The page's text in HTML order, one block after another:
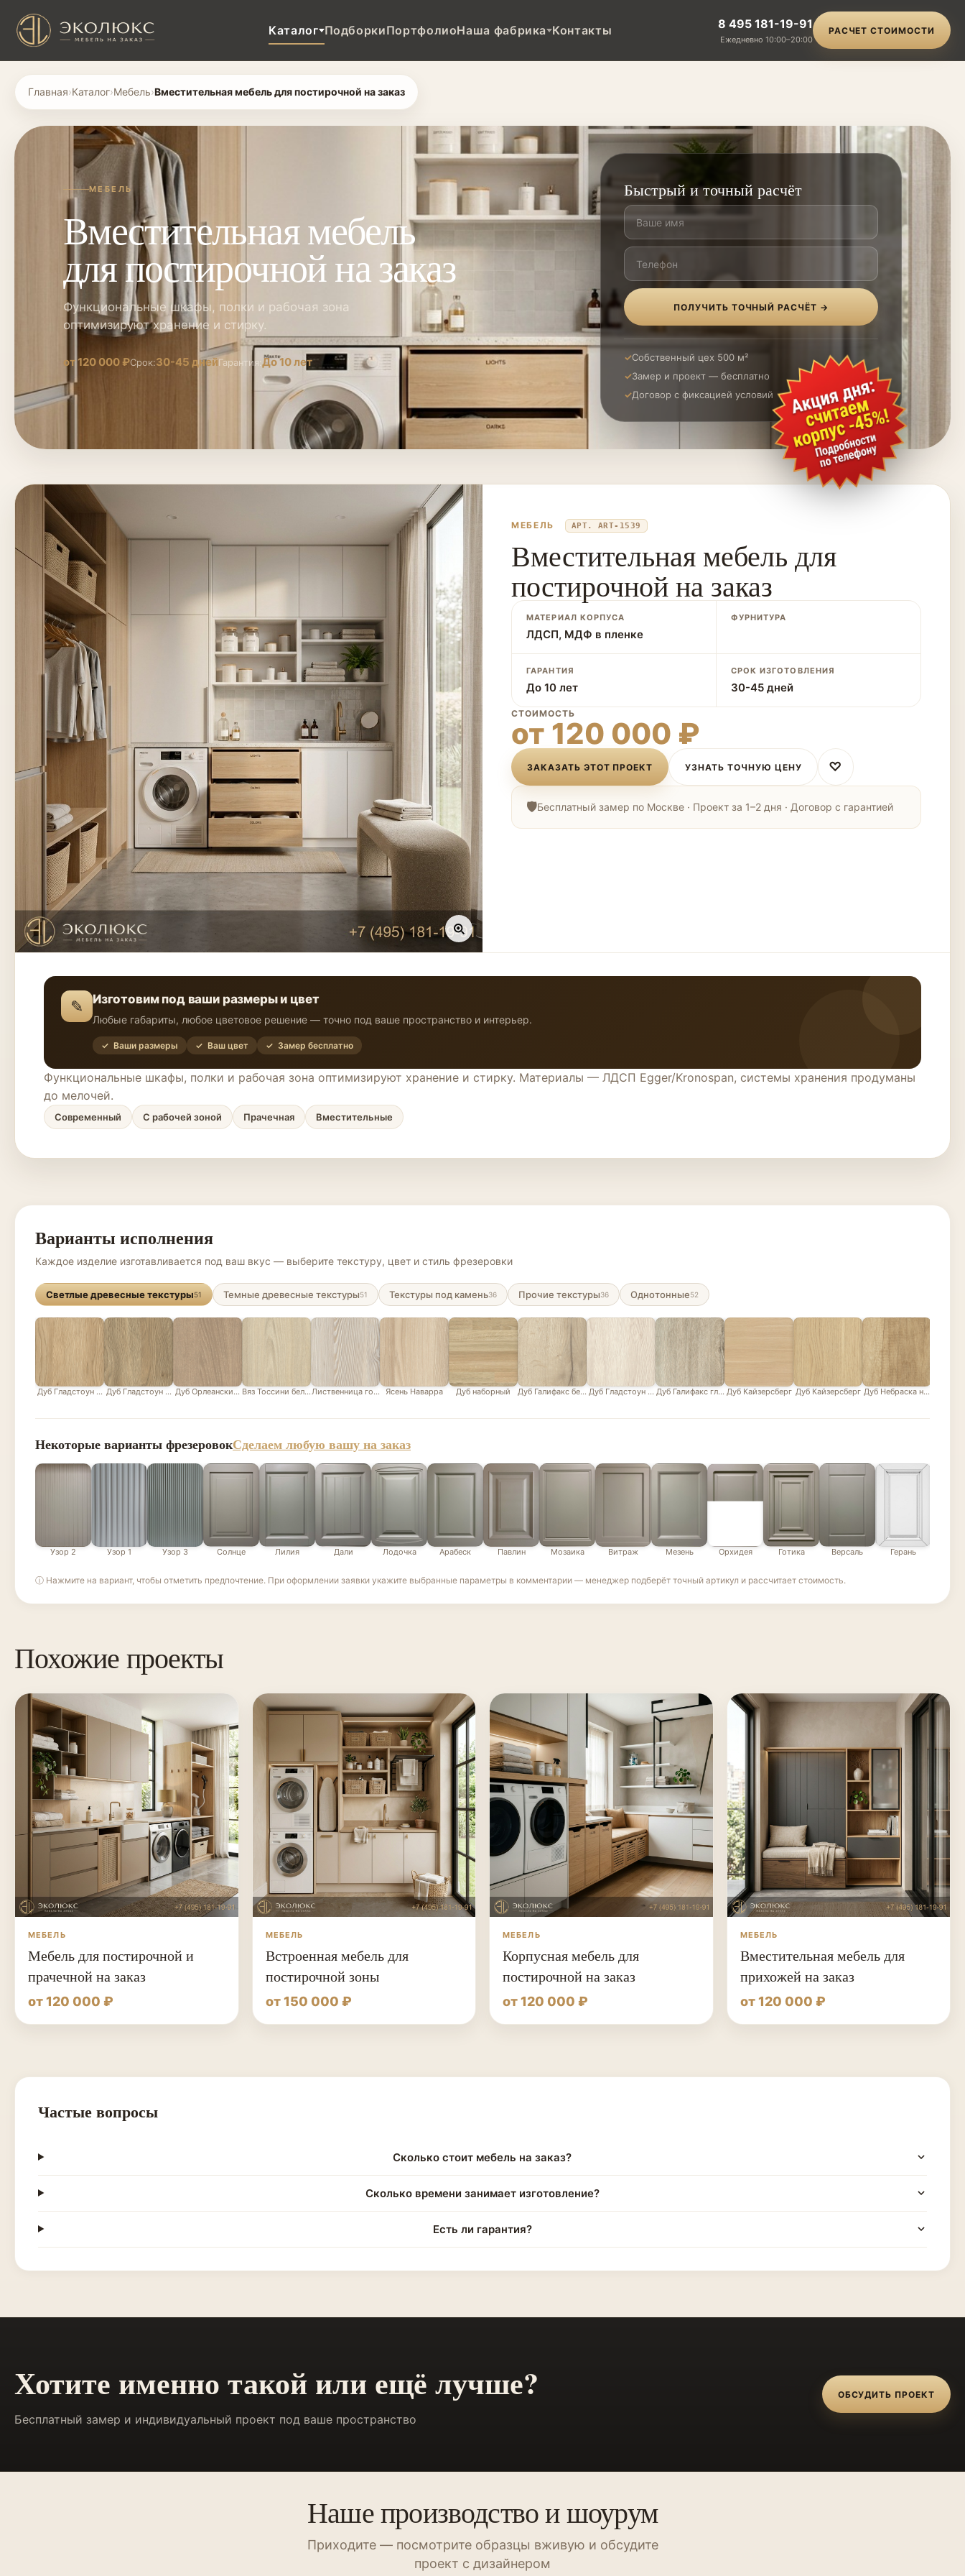
Каталог ПодборкиПортфолиоНаша фабрика Контакты 8 495 181-19-91
Ежедневно 10:00–20:00
РАСЧЕТ СТОИМОСТИ
Главная›Каталог›Мебель›Вместительная мебель для постирочной на заказ
МЕБЕЛЬ
Вместительная мебель
для постирочной на заказ
Функциональные шкафы, полки и рабочая зона
оптимизируют хранение и стирку.
от 120 000 ₽Срок:30-45 днейГарантия: До 10 лет
Быстрый и точный расчёт
ПОЛУЧИТЬ ТОЧНЫЙ РАСЧЁТ →
Собственный цех 500 м²
Замер и проект — бесплатно
Договор с фиксацией условий
МЕБЕЛЬ АРТ. ART-1539
Вместительная мебель для
постирочной на заказ
МАТЕРИАЛ КОРПУСА
ЛДСП, МДФ в пленке
ФУРНИТУРА
ГАРАНТИЯ
До 10 лет
СРОК ИЗГОТОВЛЕНИЯ
30-45 дней
СТОИМОСТЬ
от 120 000 ₽
ЗАКАЗАТЬ ЭТОТ ПРОЕКТ УЗНАТЬ ТОЧНУЮ ЦЕНУ ♡
Бесплатный замер по Москве · Проект за 1–2 дня · Договор с гарантией
✎ Изготовим под ваши размеры и цвет
Любые габариты, любое цветовое решение — точно под ваше пространство и интерьер.
✓ Ваши размеры ✓ Ваш цвет ✓ Замер бесплатно
Функциональные шкафы, полки и рабочая зона оптимизируют хранение и стирку. Материалы — ЛДСП Egger/Kronospan, системы хранения продуманы
до мелочей.
Современный С рабочей зоной Прачечная Вместительные
Варианты исполнения
Каждое изделие изготавливается под ваш вкус — выберите текстуру, цвет и стиль фрезеровки
Светлые древесные текстуры51 Темные древесные текстуры51 Текстуры под камень36 Прочие текстуры36 Однотонные52
Дуб Гладстоун песочныйДуб Гладстоун серо-бежевыйДуб Орлеанский песочно-бежевый
Вяз Тоссини белыйЛиственница горная белаяЯсень Наварра Дуб наборный Дуб Галифакс белыйДуб Гладстоун белыйДуб Галифакс глазурованный песочно-серый
Дуб Кайзерсберг Дуб Кайзерсберг Дуб Небраска
Некоторые варианты фрезеровокСделаем любую вашу на заказ
Узор 2 Узор 1 Узор 3 Солнце Лилия Дали Лодочка Арабеск Павлин Мозаика Витраж Мезень Орхидея Готика Версаль Герань
ⓘ Нажмите на вариант, чтобы отметить предпочтение. При оформлении заявки укажите выбранные параметры в комментарии — менеджер подберёт точный артикул и рассчитает стоимость.
Похожие проекты
МЕБЕЛЬ
Мебель для постирочной и
прачечной на заказ
от 120 000 ₽
МЕБЕЛЬ
Встроенная мебель для
постирочной зоны
от 150 000 ₽
МЕБЕЛЬ
Корпусная мебель для
постирочной на заказ
от 120 000 ₽
МЕБЕЛЬ
Вместительная мебель для
прихожей на заказ
от 120 000 ₽
Частые вопросы
Сколько стоит мебель на заказ?
Сколько времени занимает изготовление?
Есть ли гарантия?
Хотите именно такой или ещё лучше?
Бесплатный замер и индивидуальный проект под ваше пространство
ОБСУДИТЬ ПРОЕКТ
Наше производство и шоурум
Приходите — посмотрите образцы вживую и обсудите
проект с дизайнером